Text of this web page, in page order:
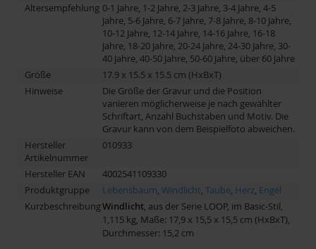
Altersempfehlung 0-1 Jahre, 1-2 Jahre, 2-3 Jahre, 3-4 Jahre, 4-5
Jahre, 5-6 Jahre, 6-7 Jahre, 7-8 Jahre, 8-10 Jahre,
10-12 Jahre, 12-14 Jahre, 14-16 Jahre, 16-18
Jahre, 18-20 Jahre, 20-24 Jahre, 24-30 Jahre, 30-
40 Jahre, 40-50 Jahre, 50-60 Jahre, über 60 Jahre
Größe
17.9 x 15.5 x 15.5 cm (HxBxT)
Hinweise
Die Größe der Gravur und die Position
variieren möglicherweise je nach gewählter
Schriftart, Anzahl Buchstaben und Motiv. Die
Gravur kann von dem Beispielfoto abweichen.
Hersteller
Artikelnummer
010933
Hersteller EAN
4002541109330
Produktgruppe
Lebensbaum, Windlicht, Taube, Herz, Engel
KurzbeschreibungWindlicht, aus der Serie LOOP, im Basic-Stil,
1,115 kg, Maße: 17,9 x 15,5 x 15,5 cm (HxBxT),
Durchmesser: 15,2 cm